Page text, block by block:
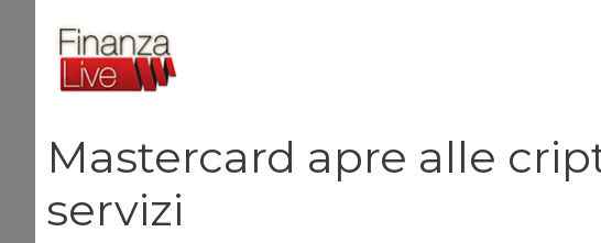
contenuto
Mastercard apre alle
servizi